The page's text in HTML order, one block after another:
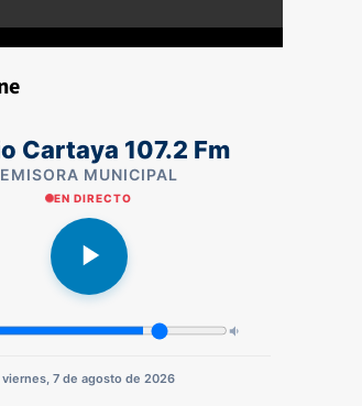
Cartaya 107.2 Fm
EMISORA MUNICIPAL
EN DIRECTO
viernes, 7 de agosto de 2026